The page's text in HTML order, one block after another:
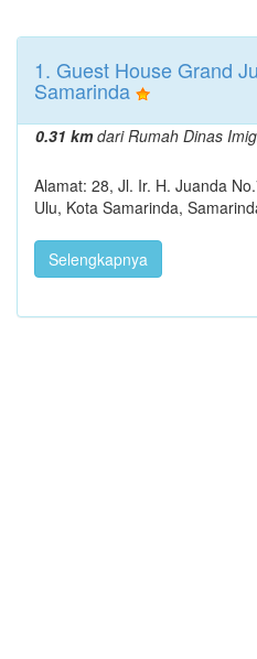
1. Guest House Grand
Samarinda
0.31 kmdari Rumah Dinas
Alamat: 28, Jl. Ir. H. Juanda
Ulu, Kota Samarinda,
Selengkapnya